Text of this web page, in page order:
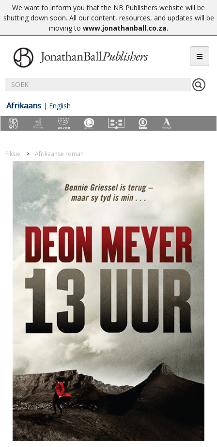
We want to inform you that the NB Publishers website will be
shutting down soon. All our content, resources, and updates will be
moving to www.jonathanball.co.za.
Afrikaans | English
Fiksie Afrikaanse roman